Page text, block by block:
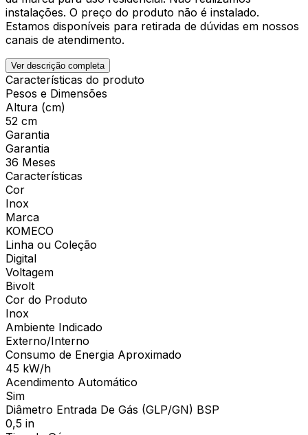
instalações. O preço do produto não é instalado.
Estamos disponíveis para retirada de dúvidas em nossos
canais de atendimento.
Ver descrição completa
Características do produto
Pesos e Dimensões
Altura (cm)
52 cm
Garantia
Garantia
36 Meses
Características
Cor
Inox
Marca
KOMECO
Linha ou Coleção
Digital
Voltagem
Bivolt
Cor do Produto
Inox
Ambiente Indicado
Externo/Interno
Consumo de Energia Aproximado
45 kW/h
Acendimento Automático
Sim
Diâmetro Entrada De Gás (GLP/GN) BSP
0,5 in